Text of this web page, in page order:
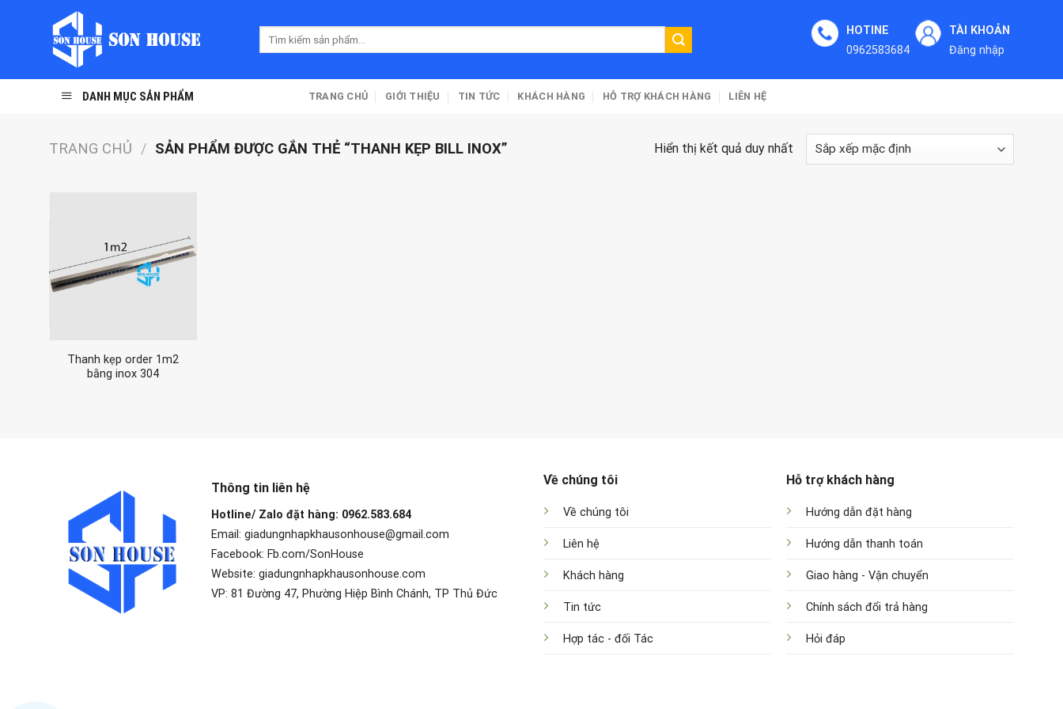
HOTINE
0962583684
TÀI KHOẢN
Đăng nhập
DANH MỤC SẢN PHẨM TRANG CHỦ GIỚI THIỆU TIN TỨC KHÁCH HÀNG HỖ TRỢ KHÁCH HÀNG LIÊN HỆ
TRANG CHỦ / SẢN PHẨM ĐƯỢC GẮN THẺ “THANH KẸP BILL INOX” Hiển thị kết quả duy nhất
Thanh kẹp order 1m2
bằng inox 304
Thông tin liên hệ
Hotline/ Zalo đặt hàng: 0962.583.684
Email: giadungnhapkhausonhouse@gmail.com
Facebook: Fb.com/SonHouse
Website: giadungnhapkhausonhouse.com
VP: 81 Đường 47, Phường Hiệp Bình Chánh, TP Thủ Đức
Về chúng tôi
Về chúng tôi
Liên hệ
Khách hàng
Tin tức
Hợp tác - đối Tác
Hỗ trợ khách hàng
Hướng dẫn đặt hàng
Hướng dẫn thanh toán
Giao hàng - Vận chuyển
Chính sách đổi trả hàng
Hỏi đáp